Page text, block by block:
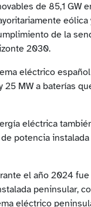
de 85,1 GW
de la
2030.
eléctrico
MW a baterías
eléctrica
potencia
el año 2024
peninsular,
eléctrico